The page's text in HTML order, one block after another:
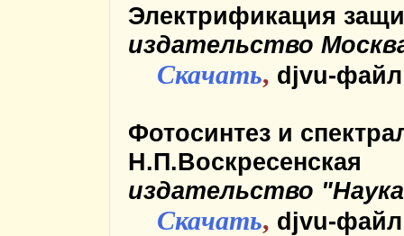
Электрификация
издательство
Скачать, djvu-
Фотосинтез и
Н.П.Воскресенская
издательство
Скачать, djvu-